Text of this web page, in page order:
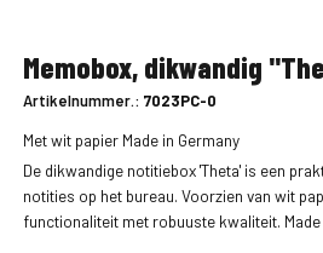
Memobox, dikwandig
Artikelnummer.: 7023PC-0
Met wit papier Made in Germany
De dikwandige notitiebox 'Theta' is een
notities op het bureau. Voorzien van wit
functionaliteit met robuuste kwaliteit. Made